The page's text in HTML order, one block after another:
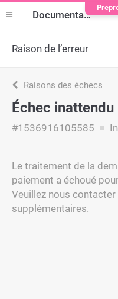
Documentation
Raison de l’erreur
Raisons des échecs
Échec inattendu
#1536916105585
Le traitement de la
paiement a échoué
Veuillez nous
supplémentaires.